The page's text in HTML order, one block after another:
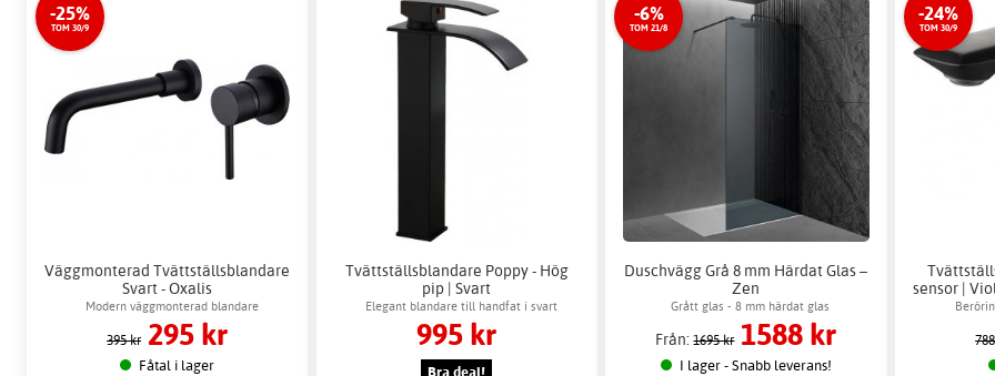
-25%
TOM 30/9
Väggmonterad Tvättställsblandare
Svart - Oxalis
Modern väggmonterad blandare
395 kr 295 kr
Fåtal i lager
Tvättställsblandare Poppy - Hög
pip | Svart
Elegant blandare till handfat i svart
995 kr
Bra deal!
-6%
TOM 21/8
Duschvägg Grå 8 mm Härdat Glas –
Zen
Grått glas - 8 mm härdat glas
Från:1695 kr 1588 kr
I lager - Snabb leverans!
-24%
TOM 30/9
sensor |